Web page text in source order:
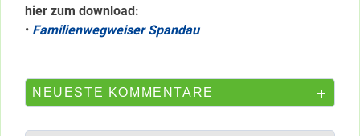
hier zum download:
• Familienwegweiser Spandau
NEUESTE KOMMENTARE